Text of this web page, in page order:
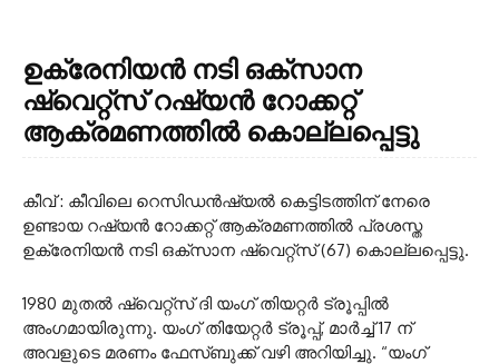
ഉക്രേനിയൻ നടി ഒക്സാന
ഷ്വെറ്റ്സ് റഷ്യൻ റോക്കറ്റ്
ആക്രമണത്തിൽ കൊല്ലപ്പെട്ടു
കീവ് : കീവിലെ റെസിഡൻഷ്യൽ കെട്ടിടത്തിന് നേരെ
ഉണ്ടായ റഷ്യൻ റോക്കറ്റ് ആക്രമണത്തിൽ പ്രശസ്ത
ഉക്രേനിയൻ നടി ഒക്സാന ഷ്വെറ്റ്സ് (67) കൊല്ലപ്പെട്ടു.
1980 മുതൽ ഷ്വെറ്റ്സ് ദി യംഗ് തിയറ്റർ ട്രൂപ്പിൽ
അംഗമായിരുന്നു. യംഗ് തിയേറ്റർ ട്രൂപ്പ്, മാർച്ച് 17 ന്
അവളുടെ മരണം ഫേസ്ബുക്ക് വഴി അറിയിച്ചു. “യംഗ്